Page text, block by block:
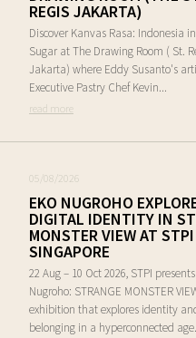
REGIS JAKARTA)
Discover Kanvas Rasa: Indonesia
Sugar at The Drawing Room ( St.
Jakarta) where Eddy Susanto's
Executive Pastry Chef Kevin...
read more
05/08/2026
EKO NUGROHO
DIGITAL IDENTITY IN
MONSTER VIEW AT STPI
SINGAPORE
22 Aug – 10 Oct 2026, STPI
Nugroho: STRANGE MONSTER
exhibition that explores identity
belonging in a hyperconnected